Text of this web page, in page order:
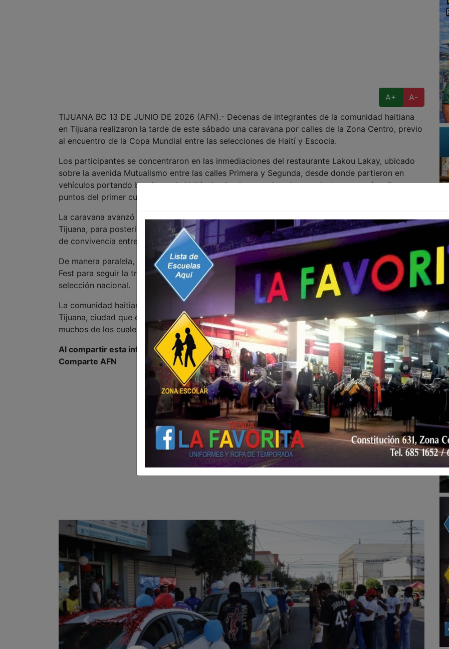
A+
A-
TIJUANA BC 13 DE JUNIO DE 2026 (AFN).- Decenas de integrantes de la comunidad haitiana
en Tijuana realizaron la tarde de este sábado una caravana por calles de la Zona Centro, previo
al encuentro de la Copa Mundial entre las selecciones de Haití y Escocia.
Los participantes se concentraron en las inmediaciones del restaurante Lakou Lakay, ubicado
sobre la avenida Mutualismo entre las calles Primera y Segunda, desde donde partieron en
vehículos portando banderas de Haití y haciendo sonar los claxon mientras recorrían diversos
puntos del primer cuadro de la ciudad.
La caravana avanzó hasta la avenida Revolución, una de las principales vialidades turísticas de
Tijuana, para posteriormente regresar al punto de partida, donde continuaron las actividades
de convivencia entre miembros de la comunidad haitiana radicada en la ciudad.
De manera paralela, otro grupo de migrantes haitianos se reunió en las instalaciones de Baja Fut
Fest para seguir la transmisión del encuentro mundialista, en un ambiente de apoyo a su
selección nacional.
La comunidad haitiana es una de las más numerosas entre la población migrante que reside en
Tijuana, ciudad que en los últimos años ha recibido a miles de ciudadanos de ese país caribeño,
muchos de los cuales han decidido establecerse de manera permanente en esta frontera.
Al compartir esta información, apoyas a la prensa que necesitas
Comparte AFN
Previo Siguiente